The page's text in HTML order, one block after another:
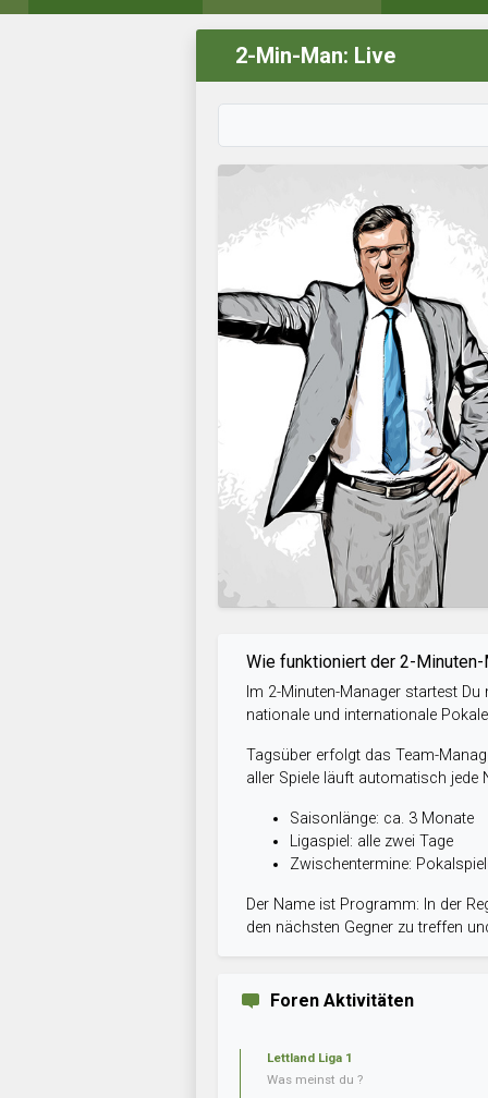
2-Min-Man: Live
Wie funktioniert der 2-Minuten-
Im 2-Minuten-Manager startest
nationale und internationale
Tagsüber erfolgt das Team-
aller Spiele läuft automatisch jede
Saisonlänge: ca. 3 Monate
Ligaspiel: alle zwei Tage
Zwischentermine:
Der Name ist Programm: In der
den nächsten Gegner zu treffen
Foren Aktivitäten
Lettland Liga 1
Was meinst du ?